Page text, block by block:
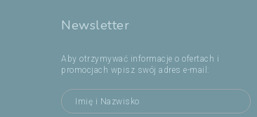
Newsletter
Aby otrzymywać informacje o ofertach i
promocjach wpisz swój adres e-mail: